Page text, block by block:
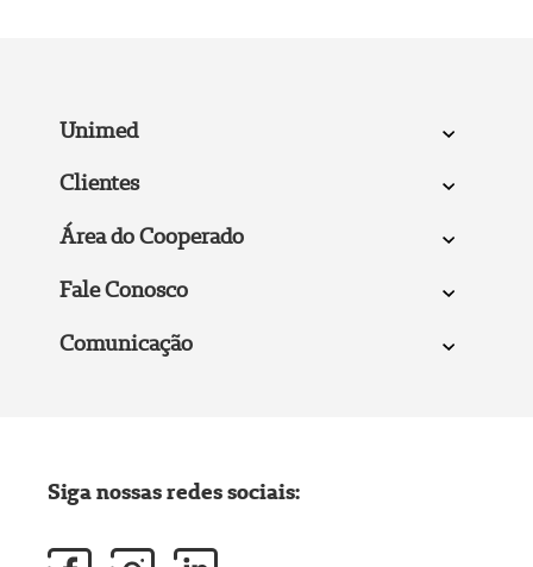
Unimed
Clientes
Área do Cooperado
Fale Conosco
Comunicação
Siga nossas redes sociais: